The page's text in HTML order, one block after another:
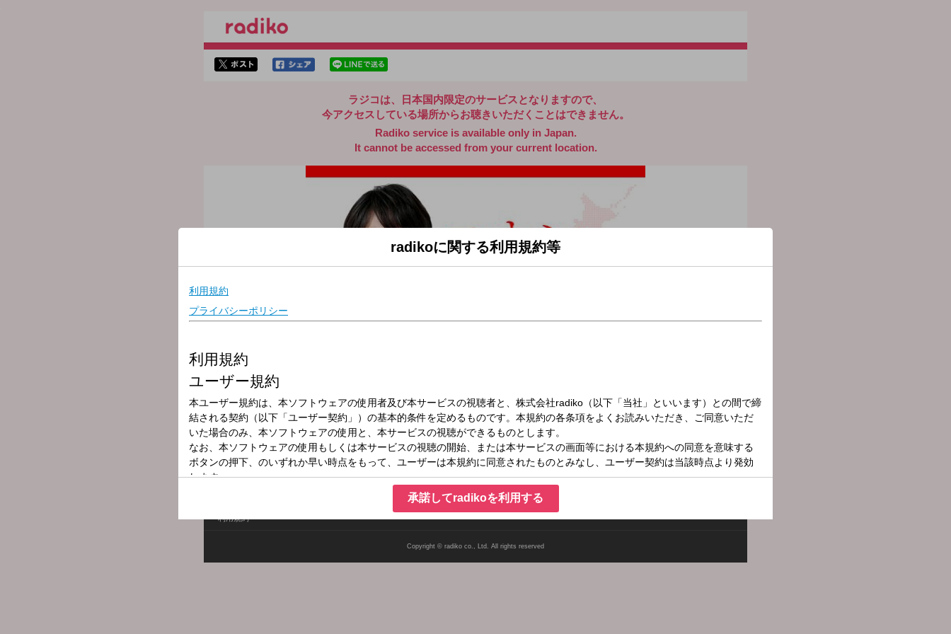
ラジコは、日本国内限定のサービスとなりますので、
今アクセスしている場所からお聴きいただくことはできません。
Radiko service is available only in Japan.
It cannot be accessed from your current location.
放送局
放送時間
2025年8月16日（土）18:15～18:30
番組名
ニホンのナカミ
利用規約
Copyright © radiko co., Ltd. All rights reserved
radikoに関する利用規約等
承諾してradikoを利用する